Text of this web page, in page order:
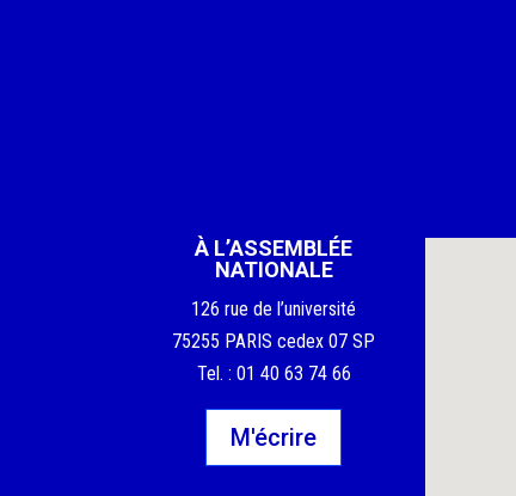
À L’ASSEMBLÉE
NATIONALE
126 rue de l’université
75255 PARIS cedex 07 SP
Tel. : 01 40 63 74 66
M'écrire